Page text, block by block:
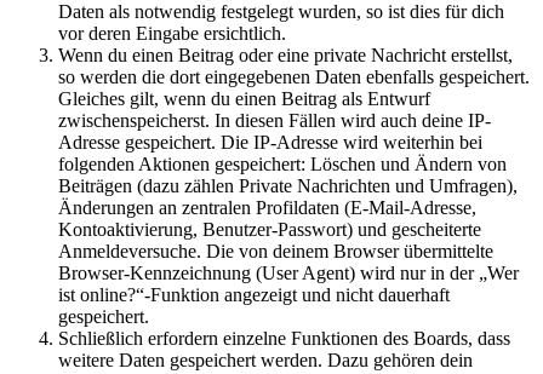
Daten als notwendig festgelegt wurden, so ist dies für dich
vor deren Eingabe ersichtlich.
Wenn du einen Beitrag oder eine private Nachricht erstellst,
so werden die dort eingegebenen Daten ebenfalls gespeichert.
Gleiches gilt, wenn du einen Beitrag als Entwurf
zwischenspeicherst. In diesen Fällen wird auch deine IP-
Adresse gespeichert. Die IP-Adresse wird weiterhin bei
folgenden Aktionen gespeichert: Löschen und Ändern von
Beiträgen (dazu zählen Private Nachrichten und Umfragen),
Änderungen an zentralen Profildaten (E-Mail-Adresse,
Kontoaktivierung, Benutzer-Passwort) und gescheiterte
Anmeldeversuche. Die von deinem Browser übermittelte
Browser-Kennzeichnung (User Agent) wird nur in der „Wer
ist online?“-Funktion angezeigt und nicht dauerhaft
gespeichert.
Schließlich erfordern einzelne Funktionen des Boards, dass
weitere Daten gespeichert werden. Dazu gehören dein